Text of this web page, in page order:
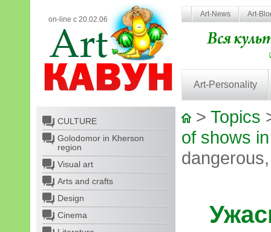
on-line с 20.02.06
Art-News Art-
Art-Personality
CULTURE
Golodomor in Kherson
region
Visual art
Arts and crafts
Design
Cinema
> Topics
of shows